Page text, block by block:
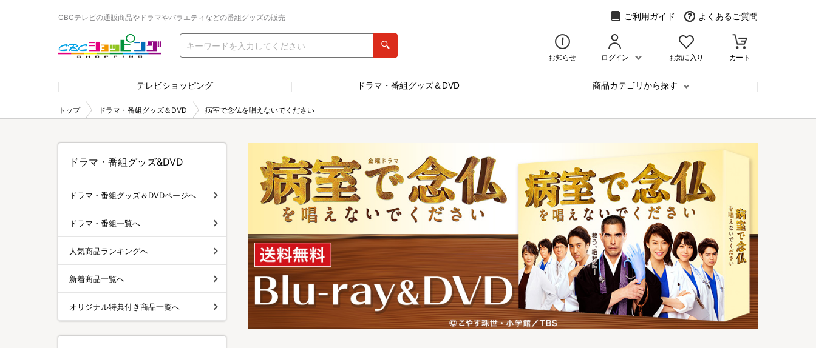
CBCテレビの通販商品やドラマやバラエティなどの番組グッズの販売 ご利用ガイド よくあるご質問
お知らせ ログイン お気に入り カート
テレビショッピング ドラマ・番組グッズ＆DVD 商品カテゴリから探す
トップ ドラマ・番組グッズ＆DVD 病室で念仏を唱えないでください
ドラマ・番組グッズ&DVD
ドラマ・番組グッズ＆DVDページへ
ドラマ・番組一覧へ
人気商品ランキングへ
新着商品一覧へ
オリジナル特典付き商品一覧へ